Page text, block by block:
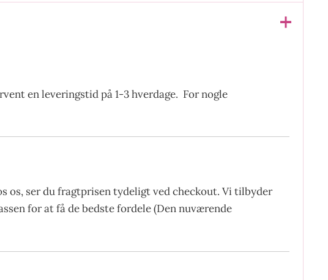
en leveringstid på 1-3 hverdage. For nogle
os, ser du fragtprisen tydeligt ved checkout. Vi tilbyder
for at få de bedste fordele (Den nuværende